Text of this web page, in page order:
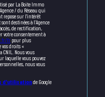
par La Boite Immo
/ du Réseau qui
repose sur l'intérêt
destinées à l'Agence
de rectification,
votre consentement à
frpour plus
vos droits «
CNIL. Nous vous
laquelle vous pouvez
nous vous
d'utilisationde Google